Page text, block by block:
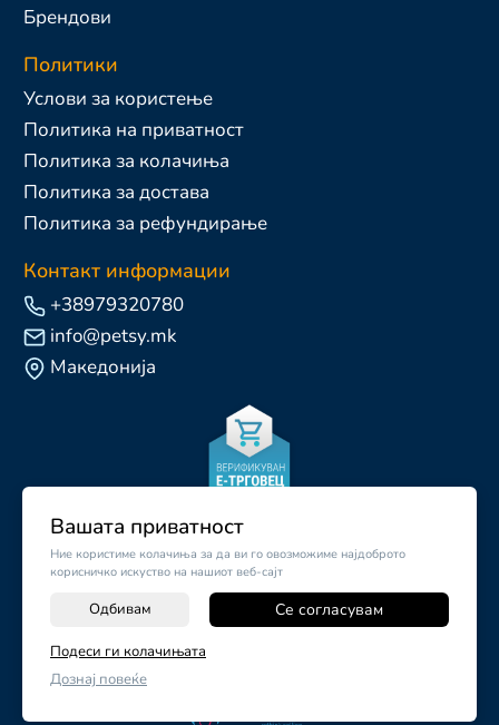
Вашата приватност
Ние користиме колачиња за да ви го овозможиме најдоброто
корисничко искуство на нашиот веб-сајт
Одбивам Се согласувам
Подеси ги колачињата
Дознај повеќе
+
Брендови
Политики
Услови за користење
Политика на приватност
Политика за колачиња
Политика за достава
Политика за рефундирање
Контакт информации
+38979320780
info@petsy.mk
Македонија
©2026
Поставки за колачиња